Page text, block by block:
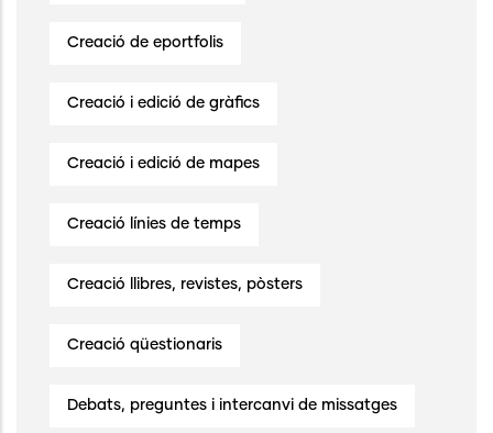
Creació de eportfolis
Creació i edició de gràfics
Creació i edició de mapes
Creació línies de temps
Creació llibres, revistes, pòsters
Creació qüestionaris
Debats, preguntes i intercanvi de missatges